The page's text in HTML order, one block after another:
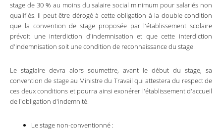
stage de 30 % au moins du salaire social minimum pour salariés non
qualifiés. Il peut être dérogé à cette obligation à la double condition
que la convention de stage proposée par l'établissement scolaire
prévoit une interdiction d'indemnisation et que cette interdiction
d'indemnisation soit une condition de reconnaissance du stage.
Le stagiaire devra alors soumettre, avant le début du stage, sa
convention de stage au Ministre du Travail qui attestera du respect de
ces deux conditions et pourra ainsi exonérer l'établissement d'accueil
de l'obligation d'indemnité.
Le stage non-conventionné :